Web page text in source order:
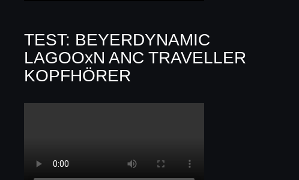
TEST: BEYERDYNAMIC
LAGOOxN ANC TRAVELLER
KOPFHÖRER